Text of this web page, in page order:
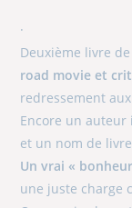
·
Deuxième livre
road movie et
redressement
Encore un
et un nom de
Un vrai «
une juste charge